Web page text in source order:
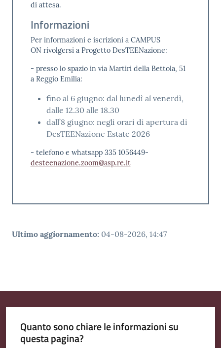
di attesa.
Informazioni
Per informazioni e iscrizioni a CAMPUS
ON rivolgersi a Progetto DesTEENazione:
- presso lo spazio in via Martiri della Bettola, 51
a Reggio Emilia:
fino al 6 giugno: dal lunedì al venerdì,
dalle 12.30 alle 18.30
dall’8 giugno: negli orari di apertura di
DesTEENazione Estate 2026
- telefono e whatsapp 335 1056449-
desteenazione.zoom@asp.re.it
Ultimo aggiornamento: 04-08-2026, 14:47
Quanto sono chiare le informazioni su
questa pagina?